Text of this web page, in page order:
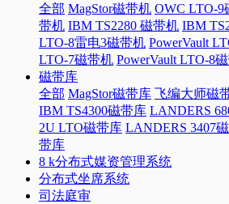
全部 MagStor磁带机 OWC LTO-9
带机 IBM TS2280 磁带机 IBM
LTO-8雷电3磁带机 PowerVault
LTO-7磁带机 PowerVault LTO-8
磁带库
全部 MagStor磁带库 飞编大师磁
IBM TS4300磁带库 LANDERS
2U LTO磁带库 LANDERS 3407
带库
8 k分布式媒资管理系统
分布式坐席系统
司法庭审